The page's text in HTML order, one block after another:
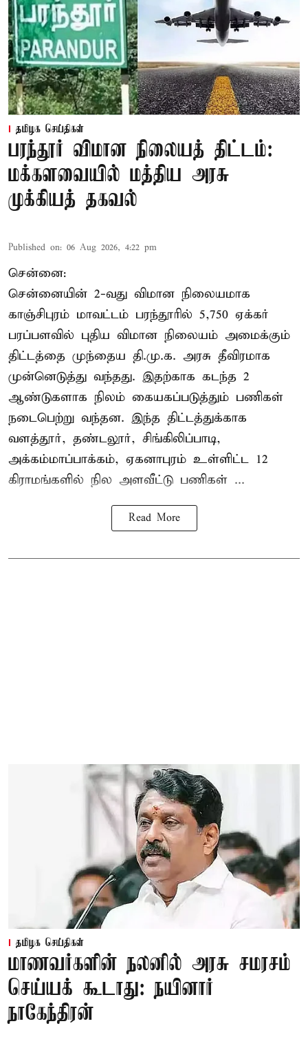
தமிழக செய்திகள்
பரந்தூர் விமான நிலையத் திட்டம்:
மக்களவையில் மத்திய அரசு
முக்கியத் தகவல்
Published on: 06 Aug 2026, 4:22 pm
சென்னை:
சென்னையின் 2-வது விமான நிலையமாக
காஞ்சிபுரம் மாவட்டம் பரந்தூரில் 5,750 ஏக்கர்
பரப்பளவில் புதிய விமான நிலையம் அமைக்கும்
திட்டத்தை முந்தைய தி.மு.க. அரசு தீவிரமாக
முன்னெடுத்து வந்தது. இதற்காக கடந்த 2
ஆண்டுகளாக நிலம் கையகப்படுத்தும் பணிகள்
நடைபெற்று வந்தன. இந்த திட்டத்துக்காக
வளத்தூர், தண்டலூர், சிங்கிலிப்பாடி,
அக்கம்மாப்பாக்கம், ஏகனாபுரம் உள்ளிட்ட 12
கிராமங்களில் நில அளவீட்டு பணிகள் ...
Read More
தமிழக செய்திகள்
மாணவர்களின் நலனில் அரசு சமரசம்
செய்யக் கூடாது: நயினார்
நாகேந்திரன்